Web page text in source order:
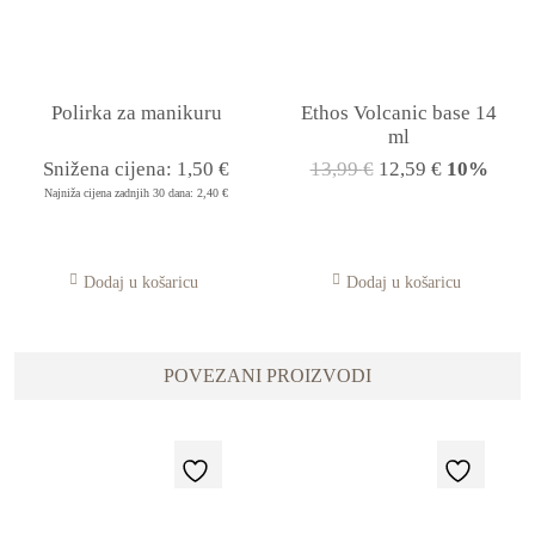
Polirka za manikuru
Snižena cijena: 1,50 €
Najniža cijena zadnjih 30 dana: 2,40 €
Dodaj u košaricu
Ethos Volcanic base 14
ml
13,99€ 12,59 € 10%
Dodaj u košaricu
POVEZANI PROIZVODI